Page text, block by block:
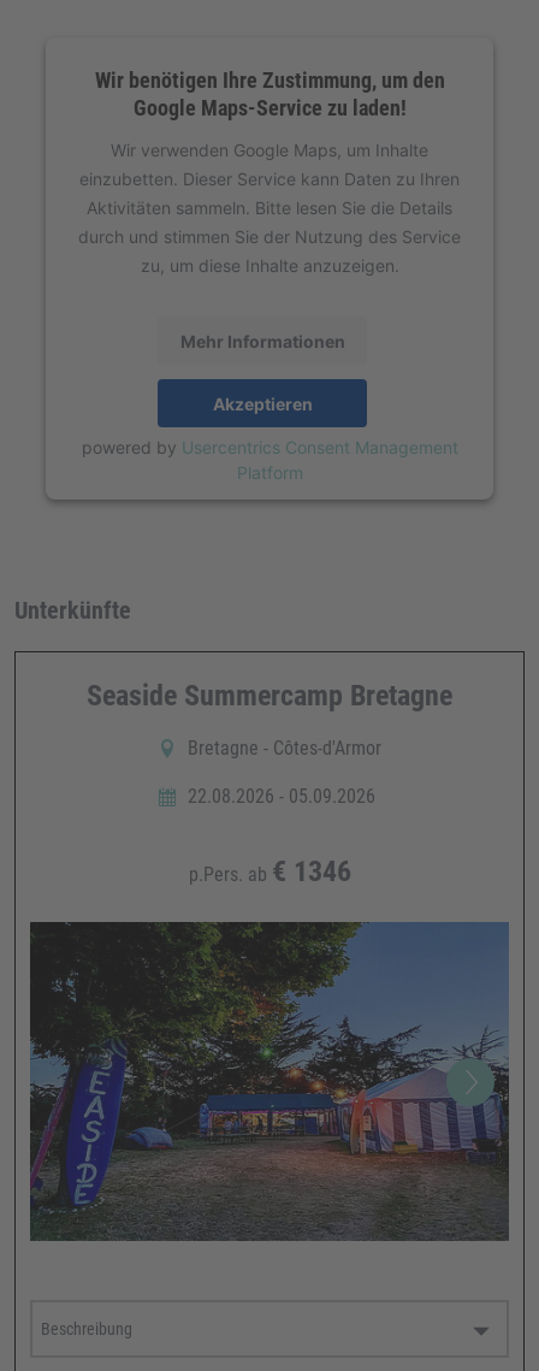
Wir benötigen Ihre Zustimmung, um den
Google Maps-Service zu laden!
Wir verwenden Google Maps, um Inhalte
einzubetten. Dieser Service kann Daten zu Ihren
Aktivitäten sammeln. Bitte lesen Sie die Details
durch und stimmen Sie der Nutzung des Service
zu, um diese Inhalte anzuzeigen.
Mehr Informationen
Akzeptieren
powered by Usercentrics Consent Management
Platform
Unterkünfte
Seaside Summercamp Bretagne
Bretagne - Côtes-d'Armor
22.08.2026 - 05.09.2026
p.Pers. ab € 1346